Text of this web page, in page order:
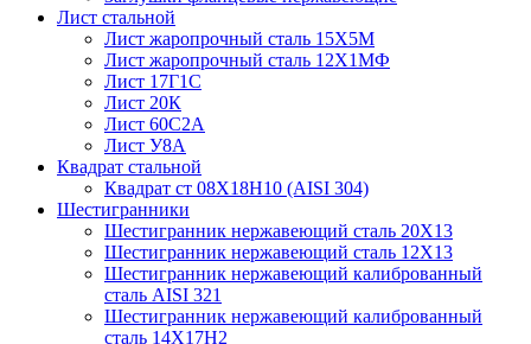
Лист стальной
Лист жаропрочный сталь 15Х5М
Лист жаропрочный сталь 12Х1МФ
Лист 17Г1С
Лист 20К
Лист 60С2А
Лист У8А
Квадрат стальной
Квадрат ст 08Х18Н10 (AISI 304)
Шестигранники
Шестигранник нержавеющий сталь 20Х13
Шестигранник нержавеющий сталь 12Х13
Шестигранник нержавеющий калиброванный
сталь AISI 321
Шестигранник нержавеющий калиброванный
сталь 14Х17Н2